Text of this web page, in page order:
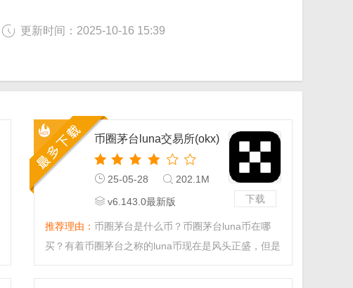
更新时间：2025-10-16 15:39
下载
币圈茅台luna交易所(okx)
25-05-28
202.1M
v6.143.0最新版
推荐理由： 币圈茅台是什么币？币圈茅台luna币在哪
买？有着币圈茅台之称的luna币现在是风头正盛，但是